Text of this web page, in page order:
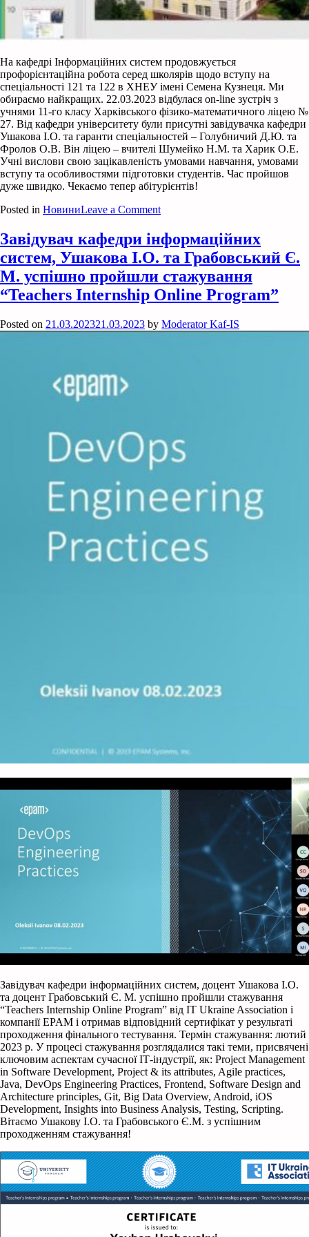
На кафедрі Інформаційних систем продовжується
профорієнтаційна робота серед школярів щодо вступу на
спеціальності 121 та 122 в ХНЕУ імені Семена Кузнеця. Ми
обираємо найкращих. 22.03.2023 відбулася on-line зустріч з
учнями 11-го класу Харківського фізико-математичного ліцею №
27. Від кафедри університету були присутні завідувачка кафедри
Ушакова І.О. та гаранти спеціальностей – Голубничий Д.Ю. та
Фролов О.В. Він ліцею – вчителі Шумейко Н.М. та Харик О.Е.
Учні вислови свою зацікавленість умовами навчання, умовами
вступу та особливостями підготовки студентів. Час пройшов
дуже швидко. Чекаємо тепер абітурієнтів!
Posted in НовиниLeave a Commenton
робота
Завідувач кафедри інформаційних
систем, Ушакова І.О. та Грабовський Є.
М. успішно пройшли стажування
“Teachers Internship Online Program”
Posted on 21.03.202321.03.2023 by Moderator Kaf-IS
Завідувач кафедри інформаційних систем, доцент Ушакова І.О.
та доцент Грабовський Є. М. успішно пройшли стажування
“Teachers Internship Online Program” від IT Ukraine Association і
компанії EPAM і отримав відповідний сертифікат у результаті
проходження фінального тестування. Термін стажування: лютий
2023 р. У процесі стажування розглядалися такі теми, присвячені
ключовим аспектам сучасної ІТ-індустрії, як: Project Management
in Software Development, Project & its attributes, Agile practices,
Java, DevOps Engineering Practices, Frontend, Software Design and
Architecture principles, Git, Big Data Overview, Android, iOS
Development, Insights into Business Analysis, Testing, Scripting.
Вітаємо Ушакову І.О. та Грабовського Є.М. з успішним
проходженням стажування!